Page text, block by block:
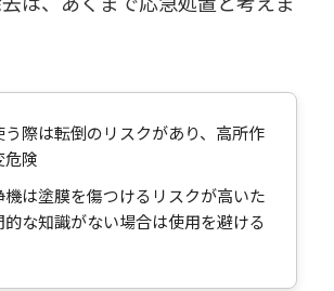
う際は転倒のリスクがあり、高所作
危険
機は塗膜を傷つけるリスクが高いた
的な知識がない場合は使用を避ける